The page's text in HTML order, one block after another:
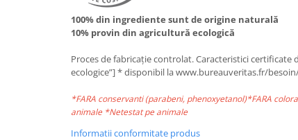
100% din ingrediente sunt de origine naturală
10% provin din agricultură ecologică
Proces de fabricație controlat. Caracteristici certificate
ecologice”] * disponibil la www.bureauveritas.fr/
*FARA conservanti (parabeni, phenoxyetanol)*FARA
animale *Netestat pe animale
Informatii conformitate produs